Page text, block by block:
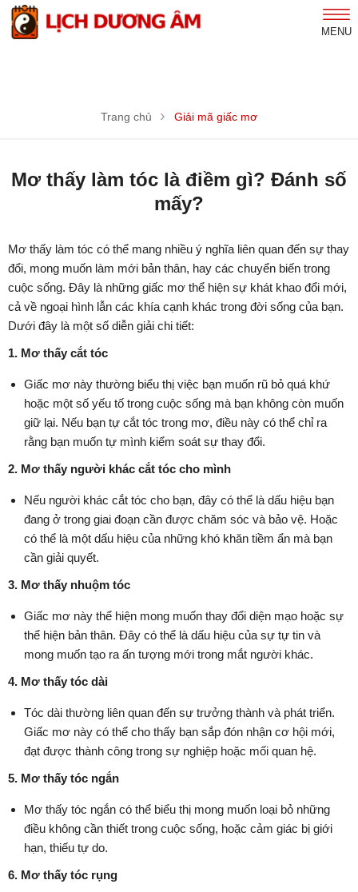
MENU
Trang chủ Giải mã giấc mơ
Mơ thấy làm tóc là điềm gì? Đánh số
mấy?
Mơ thấy làm tóc có thể mang nhiều ý nghĩa liên quan đến sự thay
đổi, mong muốn làm mới bản thân, hay các chuyển biến trong
cuộc sống. Đây là những giấc mơ thể hiện sự khát khao đổi mới,
cả về ngoại hình lẫn các khía cạnh khác trong đời sống của bạn.
Dưới đây là một số diễn giải chi tiết:
1. Mơ thấy cắt tóc
Giấc mơ này thường biểu thị việc bạn muốn rũ bỏ quá khứ
hoặc một số yếu tố trong cuộc sống mà bạn không còn muốn
giữ lại. Nếu bạn tự cắt tóc trong mơ, điều này có thể chỉ ra
rằng bạn muốn tự mình kiểm soát sự thay đổi.
2. Mơ thấy người khác cắt tóc cho mình
Nếu người khác cắt tóc cho bạn, đây có thể là dấu hiệu bạn
đang ở trong giai đoạn cần được chăm sóc và bảo vệ. Hoặc
có thể là một dấu hiệu của những khó khăn tiềm ẩn mà bạn
cần giải quyết.
3. Mơ thấy nhuộm tóc
Giấc mơ này thể hiện mong muốn thay đổi diện mạo hoặc sự
thể hiện bản thân. Đây có thể là dấu hiệu của sự tự tin và
mong muốn tạo ra ấn tượng mới trong mắt người khác.
4. Mơ thấy tóc dài
Tóc dài thường liên quan đến sự trưởng thành và phát triển.
Giấc mơ này có thể cho thấy bạn sắp đón nhận cơ hội mới,
đạt được thành công trong sự nghiệp hoặc mối quan hệ.
5. Mơ thấy tóc ngắn
Mơ thấy tóc ngắn có thể biểu thị mong muốn loại bỏ những
điều không cần thiết trong cuộc sống, hoặc cảm giác bị giới
hạn, thiếu tự do.
6. Mơ thấy tóc rụng